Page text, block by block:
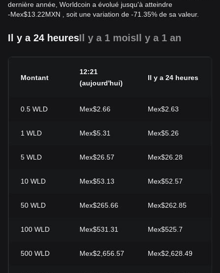
dernière année, Worldcoin a évolué jusqu'à atteindre
-Mex$13.22MXN , soit une variation de -71.35% de sa valeur.
Il y a 24 heuresIl y a 1 moisIl y a 1 an
Montant
12:21
(aujourd'hui)
Il y a 24 heures
0.5 WLD Mex$2.66 Mex$2.63
1 WLD Mex$5.31 Mex$5.26
5 WLD Mex$26.57 Mex$26.28
10 WLD Mex$53.13 Mex$52.57
50 WLD Mex$265.66 Mex$262.85
100 WLD Mex$531.31 Mex$525.7
500 WLD Mex$2,656.57 Mex$2,628.49